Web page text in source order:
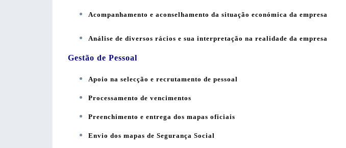
Acompanhamento e aconselhamento da situação económica da empresa
Análise de diversos rácios e sua interpretação na realidade da empresa
Gestão de Pessoal
Apoio na selecção e recrutamento de pessoal
Processamento de vencimentos
Preenchimento e entrega dos mapas oficiais
Envio dos mapas de Segurança Social